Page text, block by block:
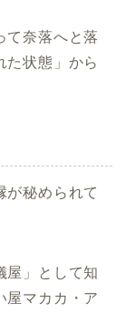
て奈落へと落
た状態」から
が秘められて
屋」として知
屋マカカ・ア